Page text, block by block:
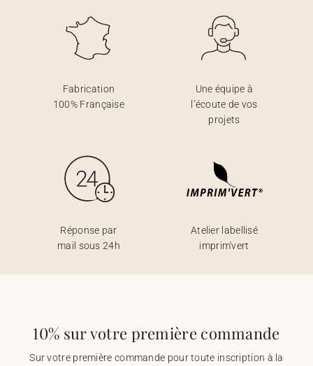
Fabrication
100% Française
Une équipe à
l’écoute de vos
projets
Réponse par
mail sous 24h
Atelier labellisé
imprim'vert
10% sur votre première commande
Sur votre première commande pour toute inscription à la